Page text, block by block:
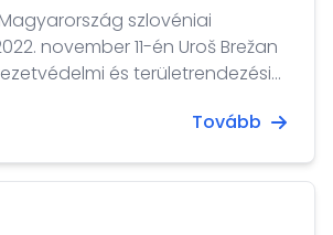
szlovéniai
november 11-én Uroš Brežan
és területrendezési
Tovább